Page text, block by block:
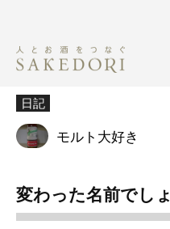
日記
モルト大好き
変わった名前でしょ